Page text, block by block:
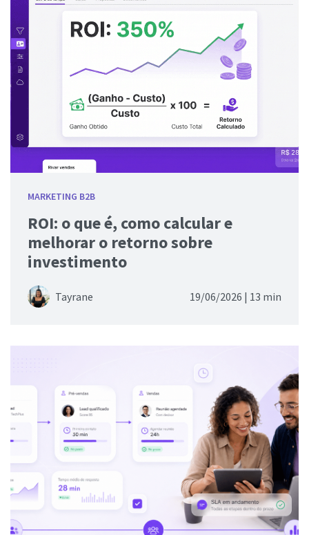
MARKETING B2B
ROI: o que é, como calcular e
melhorar o retorno sobre
investimento
Tayrane 19/06/2026 | 13 min